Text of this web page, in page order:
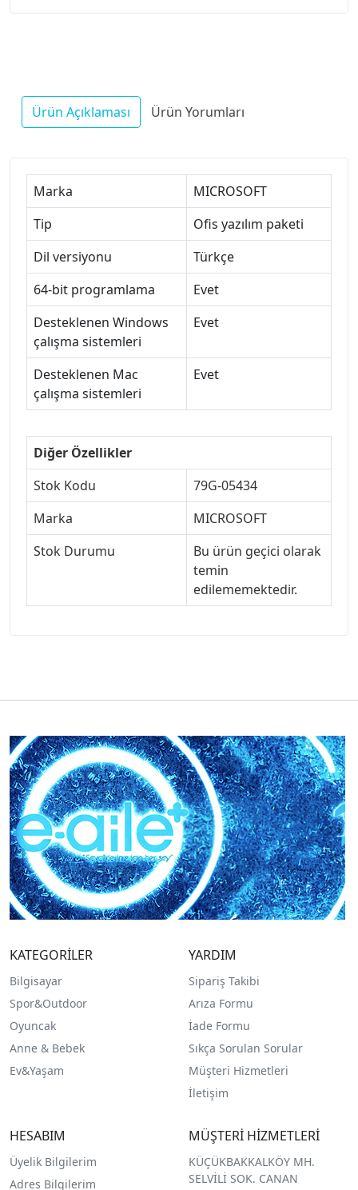
Ürün Açıklaması Ürün Yorumları
Marka
MICROSOFT
Tip
Ofis yazılım paketi
Dil versiyonu
Türkçe
64-bit programlama
Evet
Desteklenen Windows
çalışma sistemleri
Evet
Desteklenen Mac
çalışma sistemleri
Evet
Diğer Özellikler
Stok Kodu
79G-05434
Marka
MICROSOFT
Stok Durumu
Bu ürün geçici olarak
temin
edilememektedir.
KATEGORİLER
Bilgisayar
Spor&Outdoor
Oyuncak
Anne & Bebek
Ev&Yaşam
YARDIM
Sipariş Takibi
Arıza Formu
İade Formu
Sıkça Sorulan Sorular
Müşteri Hizmetleri
İletişim
HESABIM
Üyelik Bilgilerim
Adres Bilgilerim
MÜŞTERİ HİZMETLERİ
KÜÇÜKBAKKALKÖY MH.
SELVİLİ SOK. CANAN